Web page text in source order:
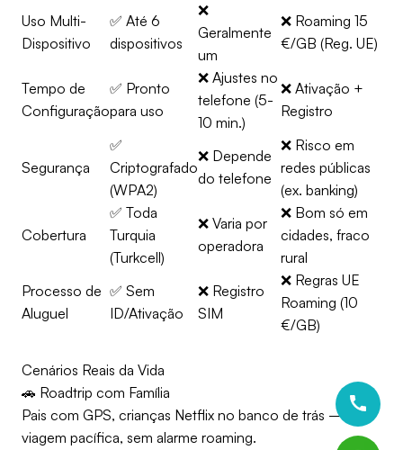
Uso Multi-
Dispositivo
✅ Até 6
dispositivos
❌
Geralmente
um
❌ Roaming 15
€/GB (Reg. UE)
Tempo de
Configuração
✅ Pronto
para uso
❌ Ajustes no
telefone (5-
10 min.)
❌ Ativação +
Registro
Segurança
✅
Criptografado
(WPA2)
❌ Depende
do telefone
❌ Risco em
redes públicas
(ex. banking)
Cobertura
✅ Toda
Turquia
(Turkcell)
❌ Varia por
operadora
❌ Bom só em
cidades, fraco
rural
Processo de
Aluguel
✅ Sem
ID/Ativação
❌ Registro
SIM
❌ Regras UE
Roaming (10
€/GB)
Cenários Reais da Vida
🚗 Roadtrip com Família
Pais com GPS, crianças Netflix no banco de trás –
viagem pacífica, sem alarme roaming.